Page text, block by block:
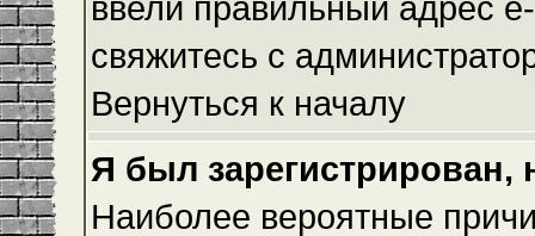
свяжитесь с
Вернуться к началу
Я был зарегистрирован,
Наиболее вероятные